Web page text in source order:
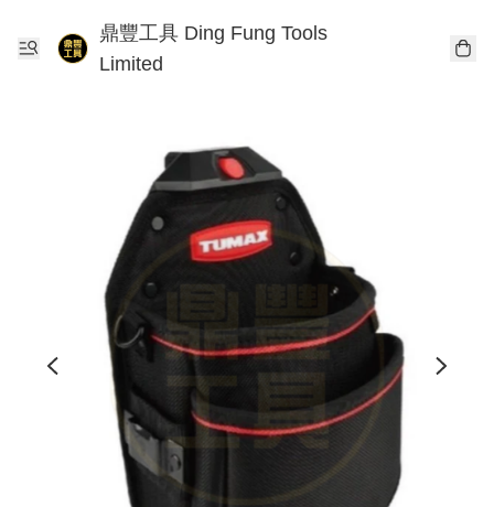
鼎豐工具 Ding Fung Tools
Limited